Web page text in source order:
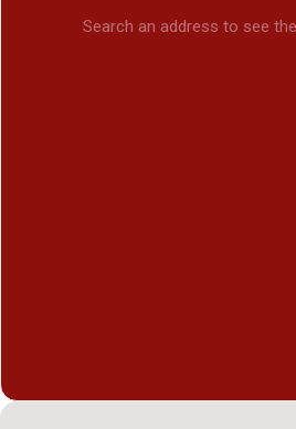
Search an address to see